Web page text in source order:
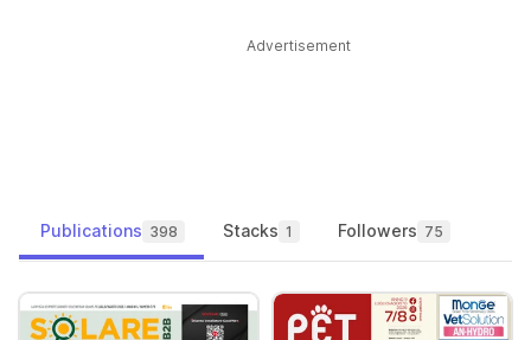
Advertisement
Publications 398 Stacks 1 Followers 75